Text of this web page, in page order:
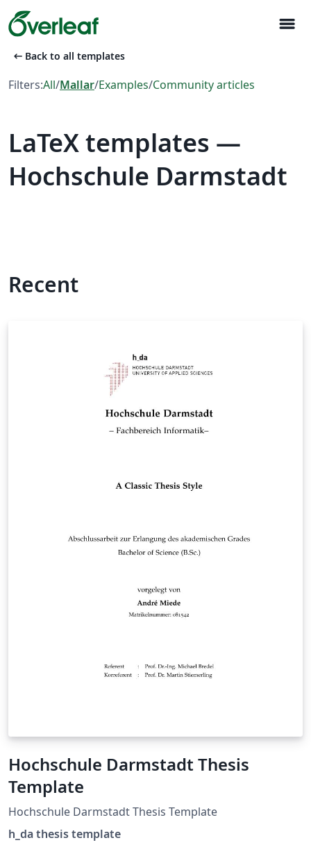
menu
arrow_left_alt Back to all templates
Filters:All/Mallar/Examples/Community articles
LaTeX templates —
Hochschule Darmstadt
Recent
Hochschule Darmstadt Thesis
Template
Hochschule Darmstadt Thesis Template
h_da thesis template